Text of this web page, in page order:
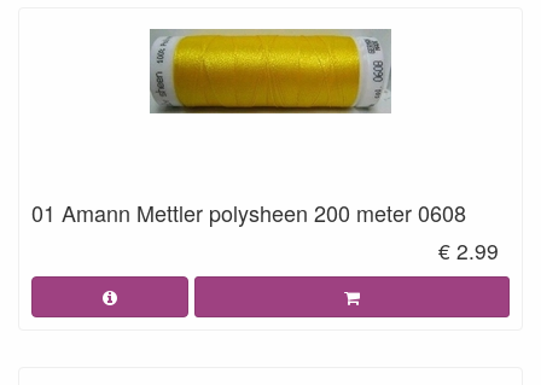
01 Amann Mettler polysheen 200 meter 0608
€ 2.99